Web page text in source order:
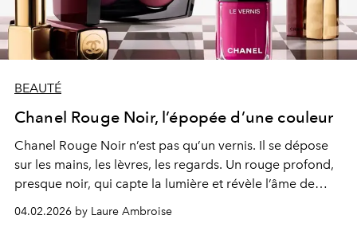
BEAUTÉ
Chanel Rouge Noir, l’épopée d’une couleur
Chanel Rouge Noir n’est pas qu’un vernis. Il se dépose
sur les mains, les lèvres, les regards. Un rouge profond,
presque noir, qui capte la lumière et révèle l’âme de
04.02.2026 by Laure Ambroise